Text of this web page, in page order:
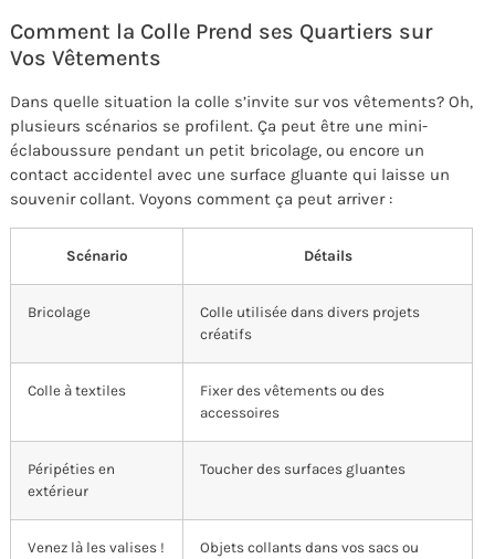
Comment la Colle Prend ses Quartiers sur
Vos Vêtements
Dans quelle situation la colle s’invite sur vos vêtements? Oh,
plusieurs scénarios se profilent. Ça peut être une mini-
éclaboussure pendant un petit bricolage, ou encore un
contact accidentel avec une surface gluante qui laisse un
souvenir collant. Voyons comment ça peut arriver :
Scénario Détails
Bricolage
Colle utilisée dans divers projets
créatifs
Colle à textiles
Fixer des vêtements ou des
accessoires
Péripéties en
extérieur
Toucher des surfaces gluantes
Venez là les valises !
Objets collants dans vos sacs ou